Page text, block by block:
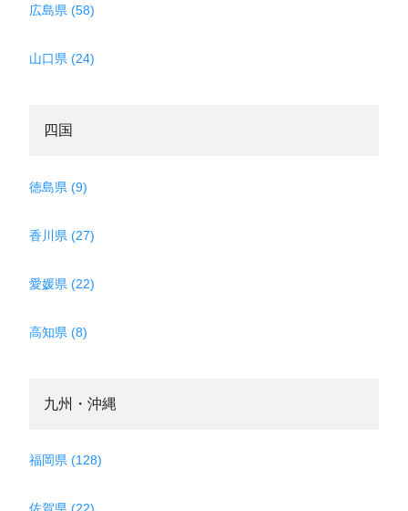
広島県 (58)
山口県 (24)
四国
徳島県 (9)
香川県 (27)
愛媛県 (22)
高知県 (8)
九州・沖縄
福岡県 (128)